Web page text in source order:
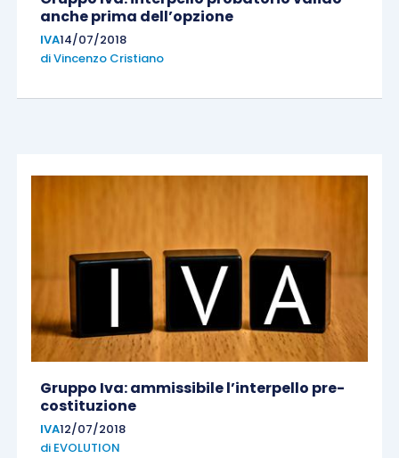
anche prima dell’opzione
IVA14/07/2018
diVincenzo Cristiano
Gruppo Iva: ammissibile l’interpello pre-
costituzione
IVA12/07/2018
di EVOLUTION